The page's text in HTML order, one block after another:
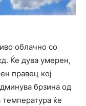
облачно со
Ќе дува умерен,
правец кој
брзина од
ќе